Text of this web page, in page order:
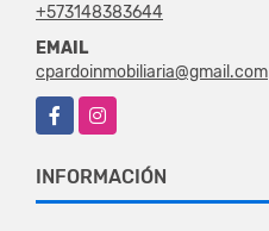
+573148383644
EMAIL
cpardoinmobiliaria@gmail.com
FacebookInstagram
INFORMACIÓN